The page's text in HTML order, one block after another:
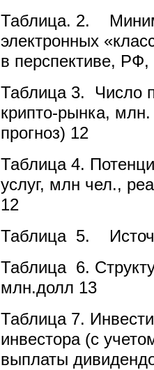
Таблица. 2.
электронных
в перспективе,
Таблица 3. Число
крипто-рынка,
прогноз) 12
Таблица 4.
услуг, млн чел.,
12
Таблица 5.
Таблица 6.
млн.долл 13
Таблица 7.
инвестора (с
выплаты